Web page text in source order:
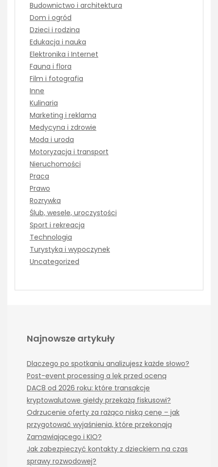
Budownictwo i architektura
Dom i ogród
Dzieci i rodzina
Edukacja i nauka
Elektronika i Internet
Fauna i flora
Film i fotografia
Inne
Kulinaria
Marketing i reklama
Medycyna i zdrowie
Moda i uroda
Motoryzacja i transport
Nieruchomości
Praca
Prawo
Rozrywka
Ślub, wesele, uroczystości
Sport i rekreacja
Technologia
Turystyka i wypoczynek
Uncategorized
Najnowsze artykuły
Dlaczego po spotkaniu analizujesz każde słowo?
Post-event processing a lęk przed oceną
DAC8 od 2026 roku: które transakcje
kryptowalutowe giełdy przekażą fiskusowi?
Odrzucenie oferty za rażąco niską cenę – jak
przygotować wyjaśnienia, które przekonają
Zamawiającego i KIO?
Jak zabezpieczyć kontakty z dzieckiem na czas
sprawy rozwodowej?